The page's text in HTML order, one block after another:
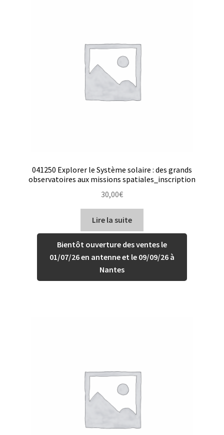
041250 Explorer le Système solaire : des grands
observatoires aux missions spatiales_inscription
30,00€
Lire la suite
Bientôt ouverture des ventes le
01/07/26 en antenne et le 09/09/26 à
Nantes